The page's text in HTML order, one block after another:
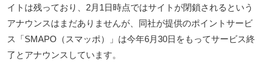
イトは残っており、2月1日時点ではサイトが閉鎖されるという
アナウンスはまだありませんが、同社が提供のポイントサービ
ス「SMAPO（スマッポ）」は今年6月30日をもってサービス終
了とアナウンスしています。